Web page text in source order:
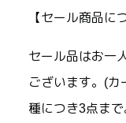
【セール商品に
セール品はお一
ございます。(カ
種につき3点ま